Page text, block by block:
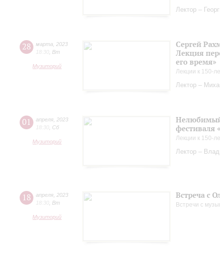
Лектор –
28 марта
2023
18:30 Вт
Музиторий
Сергей
Лекция
его время»
Лекции к 150-
Лектор –
01 апреля 2023
18:30 Сб
Музиторий
фестиваля
Лекции к 150-
Лектор –
18 апреля 2023
18:30 Вт
Музиторий
Встреча с
Встречи с